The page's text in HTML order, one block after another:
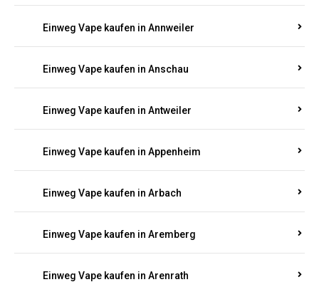
Einweg Vape kaufen in Annweiler
Einweg Vape kaufen in Anschau
Einweg Vape kaufen in Antweiler
Einweg Vape kaufen in Appenheim
Einweg Vape kaufen in Arbach
Einweg Vape kaufen in Aremberg
Einweg Vape kaufen in Arenrath